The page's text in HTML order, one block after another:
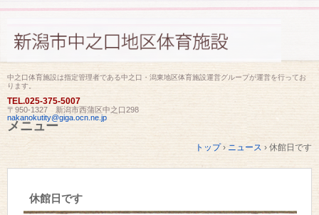
中之口体育施設は指定管理者である中之口・潟東地区体育施設運営グループが運営を行ってお
ります。
TEL.025-375-5007
〒950-1327 新潟市西蒲区中之口298
nakanokutity@giga.ocn.ne.jp
メニュー
トップ › ニュース › 休館日です
休館日です